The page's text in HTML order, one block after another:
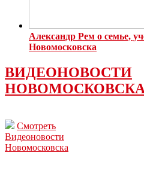
Александр Рем о семье,
Новомосковска
ВИДЕОНОВОСТИ
НОВОМОСКОВСКА
Смотреть
Видеоновости
Новомосковска